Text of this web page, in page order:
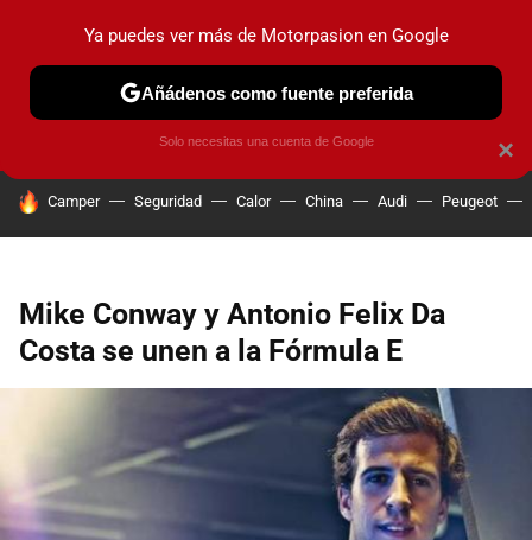
PRUEBAS COCHES ELÉCTRICOS OBSERVATORIO
HOY SE HABLA DE
Camper Seguridad Calor China Audi Peugeot
Mike Conway y Antonio Felix Da
Costa se unen a la Fórmula E
×
Ya puedes ver más de Motorpasion en Google
Añádenos como fuente preferida
Solo necesitas una cuenta de Google